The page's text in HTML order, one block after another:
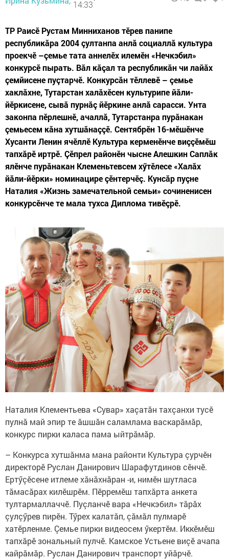
14:33
ТР Раисӗ Рустам Минниханов тӗрев панипе
республикăра 2004 çултанпа анлă социаллă культура
проекчӗ –çемье тата аннелӗх илемӗн «Нечкэбил»
конкурсӗ пырать. Вăл кăçал та республикăн чи лайăх
çемйисене пуçтарчӗ. Конкурсăн тӗллевӗ – çемье
хаклăхне, Тутарстан халăхӗсен культурипе йăли-
йӗркисене, сывă пурнăç йӗркине анлă сарасси. Унта
законпа пӗрлешнӗ, ачаллă, Тутарстанра пурăнакан
çемьесем кăна хутшăнаççӗ. Сентябрӗн 16-мӗшӗнче
Хусанти Ленин ячӗллӗ Культура керменӗнче виççӗмӗш
тапхăрӗ иртрӗ. Çӗпрел районӗн чысне Алешкин Саплăк
ялӗнче пурăнакан Клеменьтевсем хӳтӗлесе «Халăх
йăли-йӗрки» номинацире çӗнтерчӗç. Кунсăр пуçне
Наталия «Жизнь замечательной семьи» сочиненисен
конкурсӗнче те мала тухса Диплома тивӗçрӗ.
Наталия Клементьева «Сувар» хаçатăн тахçанхи тусӗ
пулнă май эпир те ăшшăн саламлама васкарăмăр,
конкурс пирки каласа пама ыйтрăмăр.
– Конкурса хутшӑнма мана районти Культура çурчӗн
директорӗ Руслан Данирович Шарафутдинов сӗнчӗ.
Ертӳçӗсене итлеме хӑнӑхнӑран -и, нимӗн шутласа
тӑмасӑрах килӗшрӗм. Пӗрремӗш тапхӑрта анкета
тултармаллаччӗ. Пуçланчӗ вара «Нечкэбил» тăрăх
çулçӳрев пирӗн. Тӳрех калатӑп, çӑмӑл пулмарӗ
хатӗрленме. Çемье пирки видеосем ӳкертӗм. Иккӗмӗш
тапхăрӗ зональный пулчӗ. Камское Устьене виçӗ ачапа
кайрӑмӑр. Руслан Данирович транспорт уйӑрчӗ.